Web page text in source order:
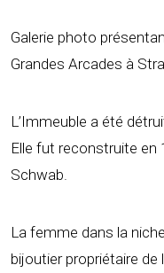
Galerie photo
Grandes Arcades à
L’Immeuble a été
Elle fut reconstruite en
Schwab.
La femme dans la
bijoutier propriétaire de